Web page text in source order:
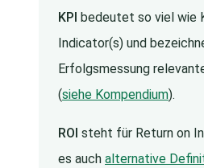
KPI bedeutet so viel wie
Indicator(s) und
Erfolgsmessung
(siehe Kompendium).
ROI steht für Return on
es auch alternative